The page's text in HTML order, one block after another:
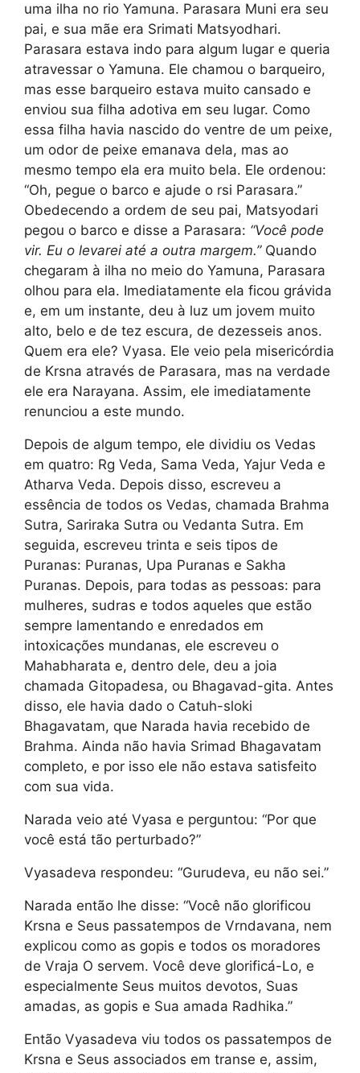
uma ilha no rio Yamuna. Parasara Muni era seu
pai, e sua mãe era Srimati Matsyodhari.
Parasara estava indo para algum lugar e queria
atravessar o Yamuna. Ele chamou o barqueiro,
mas esse barqueiro estava muito cansado e
enviou sua filha adotiva em seu lugar. Como
essa filha havia nascido do ventre de um peixe,
um odor de peixe emanava dela, mas ao
mesmo tempo ela era muito bela. Ele ordenou:
“Oh, pegue o barco e ajude o rsi Parasara.”
Obedecendo a ordem de seu pai, Matsyodari
pegou o barco e disse a Parasara: “Você pode
vir. Eu o levarei até a outra margem.”Quando
chegaram à ilha no meio do Yamuna, Parasara
olhou para ela. Imediatamente ela ficou grávida
e, em um instante, deu à luz um jovem muito
alto, belo e de tez escura, de dezesseis anos.
Quem era ele? Vyasa. Ele veio pela misericórdia
de Krsna através de Parasara, mas na verdade
ele era Narayana. Assim, ele imediatamente
renunciou a este mundo.
Depois de algum tempo, ele dividiu os Vedas
em quatro: Rg Veda, Sama Veda, Yajur Veda e
Atharva Veda. Depois disso, escreveu a
essência de todos os Vedas, chamada Brahma
Sutra, Sariraka Sutra ou Vedanta Sutra. Em
seguida, escreveu trinta e seis tipos de
Puranas: Puranas, Upa Puranas e Sakha
Puranas. Depois, para todas as pessoas: para
mulheres, sudras e todos aqueles que estão
sempre lamentando e enredados em
intoxicações mundanas, ele escreveu o
Mahabharata e, dentro dele, deu a joia
chamada Gitopadesa, ou Bhagavad-gita. Antes
disso, ele havia dado o Catuh-sloki
Bhagavatam, que Narada havia recebido de
Brahma. Ainda não havia Srimad Bhagavatam
completo, e por isso ele não estava satisfeito
com sua vida.
Narada veio até Vyasa e perguntou: “Por que
você está tão perturbado?”
Vyasadeva respondeu: “Gurudeva, eu não sei.”
Narada então lhe disse: “Você não glorificou
Krsna e Seus passatempos de Vrndavana, nem
explicou como as gopis e todos os moradores
de Vraja O servem. Você deve glorificá-Lo, e
especialmente Seus muitos devotos, Suas
amadas, as gopis e Sua amada Radhika.”
Então Vyasadeva viu todos os passatempos de
Krsna e Seus associados em transe e, assim,